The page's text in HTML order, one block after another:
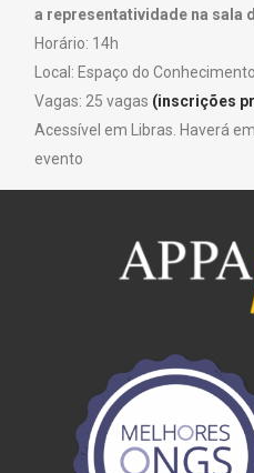
a representatividade na sala
Horário: 14h
Local: Espaço do
Vagas: 25 vagas (inscrições
Acessível em Libras. Haverá
evento
O caderno educativo Artes
Relações Étnico-Raciais –